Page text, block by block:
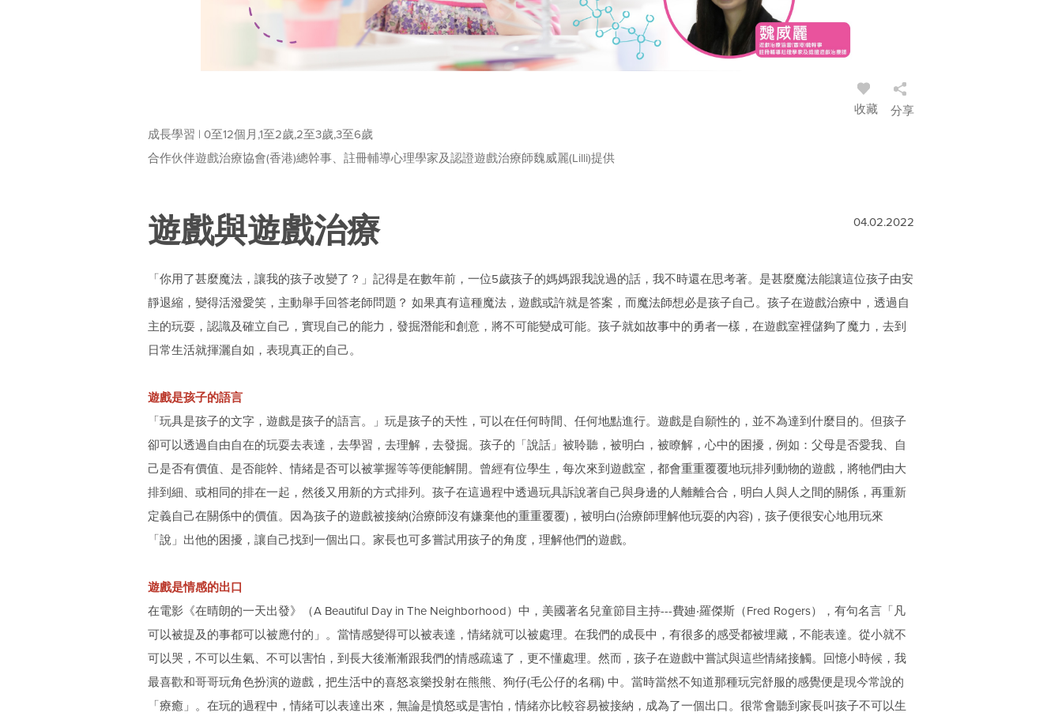
收藏
分享
成長學習 | 0至12個月,1至2歲,2至3歲,3至6歲
合作伙伴遊戲治療協會(香港)總幹事、註冊輔導心理學家及認證遊戲治療師魏威麗(Lilli)提供
遊戲與遊戲治療 04.02.2022
「你用了甚麼魔法，讓我的孩子改變了？」記得是在數年前，一位5歲孩子的媽媽跟我說過的話，我不時還在思考著。是甚麼魔法能讓這位孩子由安
靜退縮，變得活潑愛笑，主動舉手回答老師問題？ 如果真有這種魔法，遊戲或許就是答案，而魔法師想必是孩子自己。孩子在遊戲治療中，透過自
主的玩耍，認識及確立自己，實現自己的能力，發掘潛能和創意，將不可能變成可能。孩子就如故事中的勇者一樣，在遊戲室裡儲夠了魔力，去到
日常生活就揮灑自如，表現真正的自己。
遊戲是孩子的語言
「玩具是孩子的文字，遊戲是孩子的語言。」玩是孩子的天性，可以在任何時間、任何地點進行。遊戲是自願性的，並不為達到什麼目的。但孩子
卻可以透過自由自在的玩耍去表達，去學習，去理解，去發掘。孩子的「說話」被聆聽，被明白，被瞭解，心中的困擾，例如：父母是否愛我、自
己是否有價值、是否能幹、情緒是否可以被掌握等等便能解開。曾經有位學生，每次來到遊戲室，都會重重覆覆地玩排列動物的遊戲，將牠們由大
排到細、或相同的排在一起，然後又用新的方式排列。孩子在這過程中透過玩具訴說著自己與身邊的人離離合合，明白人與人之間的關係，再重新
定義自己在關係中的價值。因為孩子的遊戲被接納(治療師沒有嫌棄他的重重覆覆)，被明白(治療師理解他玩耍的內容)，孩子便很安心地用玩來
「說」出他的困擾，讓自己找到一個出口。家長也可多嘗試用孩子的角度，理解他們的遊戲。
遊戲是情感的出口
在電影《在晴朗的一天出發》（A Beautiful Day in The Neighborhood）中，美國著名兒童節目主持---費廸‧羅傑斯（Fred Rogers），有句名言「凡
可以被提及的事都可以被應付的」。當情感變得可以被表達，情緒就可以被處理。在我們的成長中，有很多的感受都被埋藏，不能表達。從小就不
可以哭，不可以生氣、不可以害怕，到長大後漸漸跟我們的情感疏遠了，更不懂處理。然而，孩子在遊戲中嘗試與這些情緒接觸。回憶小時候，我
最喜歡和哥哥玩角色扮演的遊戲，把生活中的喜怒哀樂投射在熊熊、狗仔(毛公仔的名稱) 中。當時當然不知道那種玩完舒服的感覺便是現今常說的
「療癒」。在玩的過程中，情緒可以表達出來，無論是憤怒或是害怕，情緒亦比較容易被接納，成為了一個出口。很常會聽到家長叫孩子不可以生